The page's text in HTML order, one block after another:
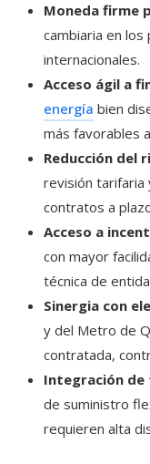
Moneda firme
cambiaria en
internacionales.
Acceso ágil a
energía bien
más favorables
Reducción del
revisión tarifaria
contratos a
Acceso a
con mayor
técnica de
Sinergia con
y del Metro de
contratada,
Integración de
de suministro
requieren alta